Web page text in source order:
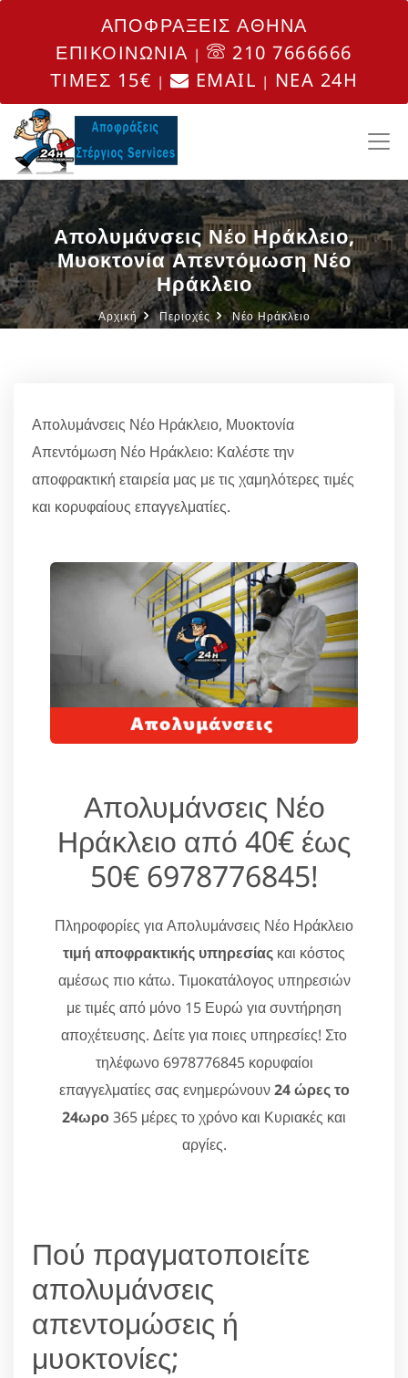
ΑΠΟΦΡΑΞΕΙΣ ΑΘΗΝΑ
ΕΠΙΚΟΙΝΩΝΙΑ |
210 7666666
ΤΙΜΕΣ 15€ | EMAIL | NEA 24H
Απολυμάνσεις Νέο Ηράκλειο,
Μυοκτονία Απεντόμωση Νέο
Ηράκλειο
Αρχική Περιοχές Νέο Ηράκλειο
Απολυμάνσεις Νέο Ηράκλειο, Μυοκτονία
Απεντόμωση Νέο Ηράκλειο: Καλέστε την
αποφρακτική εταιρεία μας με τις χαμηλότερες τιμές
και κορυφαίους επαγγελματίες.
Απολυμάνσεις Νέο
Ηράκλειο από 40€ έως
50€ 6978776845!
Πληροφορίες για Απολυμάνσεις Νέο Ηράκλειο
τιμή αποφρακτικής υπηρεσίας και κόστος
αμέσως πιο κάτω. Τιμοκατάλογος υπηρεσιών
με τιμές από μόνο 15 Ευρώ για συντήρηση
αποχέτευσης. Δείτε για ποιες υπηρεσίες! Στο
τηλέφωνο 6978776845 κορυφαίοι
επαγγελματίες σας ενημερώνουν24 ώρες το
24ωρο365 μέρες το χρόνο και Κυριακές και
αργίες.
Πού πραγματοποιείτε
απολυμάνσεις
απεντομώσεις ή
μυοκτονίες;